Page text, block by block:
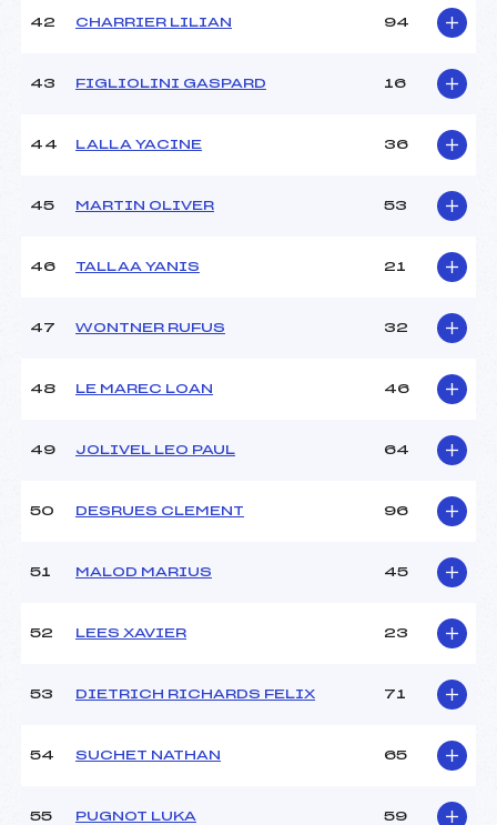
42 CHARRIER LILIAN 94
43 FIGLIOLINI GASPARD 16
44 LALLA YACINE 36
45 MARTIN OLIVER 53
46 TALLAA YANIS 21
47 WONTNER RUFUS 32
48 LE MAREC LOAN 46
49 JOLIVEL LEO PAUL 64
50 DESRUES CLEMENT 96
51 MALOD MARIUS 45
52 LEES XAVIER 23
53 DIETRICH RICHARDS FELIX 71
54 SUCHET NATHAN 65
55 PUGNOT LUKA 59